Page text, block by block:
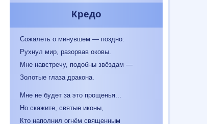
Кредо
Сожалеть о минувшем — поздно:
Рухнул мир, разорвав оковы.
Мне навстречу, подобны звёздам —
Золотые глаза дракона.
Мне не будет за это прощенья...
Но скажите, святые иконы,
Кто наполнил огнём священным